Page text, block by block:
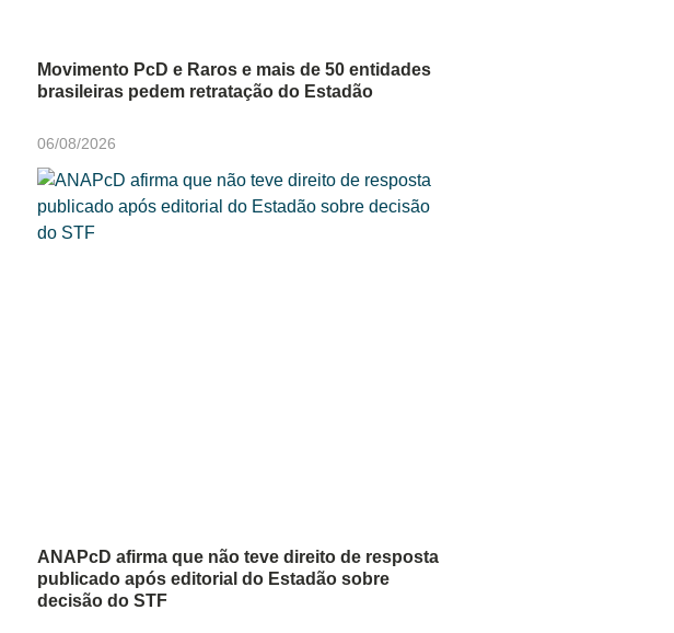
Movimento PcD e Raros e mais de 50 entidades
brasileiras pedem retratação do Estadão
06/08/2026
ANAPcD afirma que não teve direito de resposta
publicado após editorial do Estadão sobre
decisão do STF